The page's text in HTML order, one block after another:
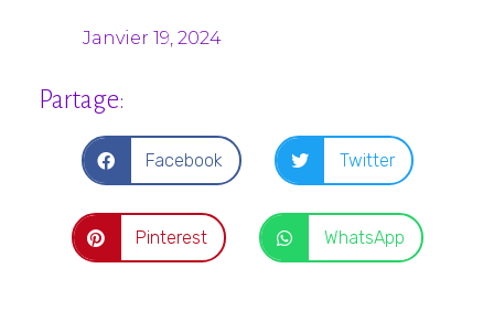
Janvier 19, 2024
Partage:
Facebook Twitter
Pinterest WhatsApp